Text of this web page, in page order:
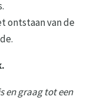
ontstaan van de
en graag tot een